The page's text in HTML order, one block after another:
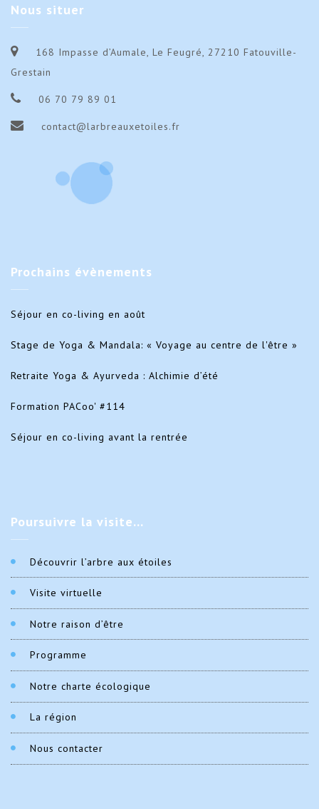
Nous situer
168 Impasse d’Aumale, Le Feugré, 27210 Fatouville-
Grestain
06 70 79 89 01
contact@larbreauxetoiles.fr
Prochains évènements
Séjour en co-living en août
Stage de Yoga & Mandala: « Voyage au centre de l'être »
Retraite Yoga & Ayurveda : Alchimie d’été
Formation PACoo' #114
Séjour en co-living avant la rentrée
Poursuivre la visite…
Découvrir l’arbre aux étoiles
Visite virtuelle
Notre raison d’être
Programme
Notre charte écologique
La région
Nous contacter